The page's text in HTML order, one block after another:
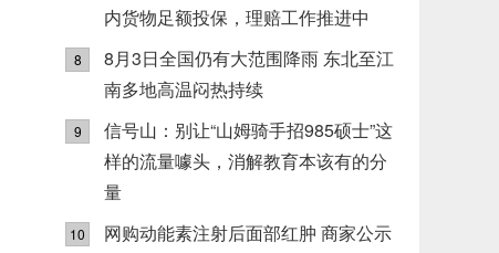
内货物足额投保，理赔工作推进中
8
8月3日全国仍有大范围降雨 东北至江
南多地高温闷热持续
9
信号山：别让“山姆骑手招985硕士”这
样的流量噱头，消解教育本该有的分
量
10
网购动能素注射后面部红肿 商家公示